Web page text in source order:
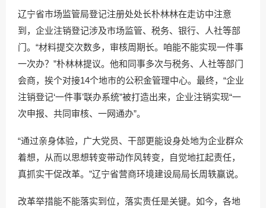
辽宁省市场监管局登记注册处处长朴林林在走访中注意
到，企业注销登记涉及市场监管、税务、银行、人社等部
门。“材料提交次数多，审核周期长。咱能不能实现一件事
一次办？”朴林林提议。他和同事多次与税务、人社等部门
会商，挨个对接14个地市的公积金管理中心。最终，“企业
注销登记‘一件事’联办系统”被打造出来，企业注销实现“一
次申报、共同审核、一网通办”。
“通过亲身体验，广大党员、干部更能设身处地为企业群众
着想，从而以思想转变带动作风转变，自觉地扛起责任，
真抓实干促改革。”辽宁省营商环境建设局局长周轶赢说。
改革举措能不能落实到位，落实责任是关键。如今，各地